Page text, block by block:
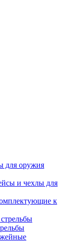
для оружия
и чехлы для
к